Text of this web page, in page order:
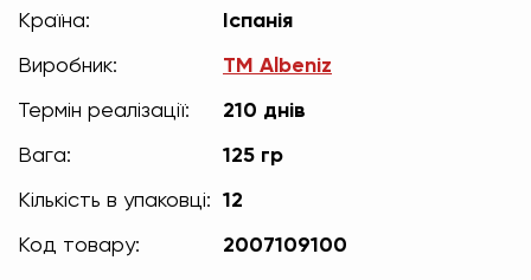
Країна: Іспанія
Виробник: TM Albeniz
Термін реалізації: 210 днів
Вага: 125 гр
Кількість в упаковці: 12
Код товару: 2007109100